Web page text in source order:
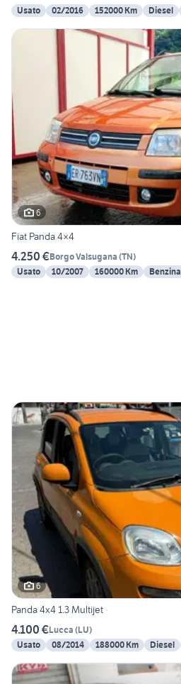
Usato
02/2016 152000 Km Diesel
6
Fiat Panda 4×4
4.250 €Borgo Valsugana (TN)
Usato
10/2007 160000 Km Benzina
6
Panda 4x4 1.3 Multijet
4.100 €Lucca (LU)
Usato
08/2014 188000 Km Diesel